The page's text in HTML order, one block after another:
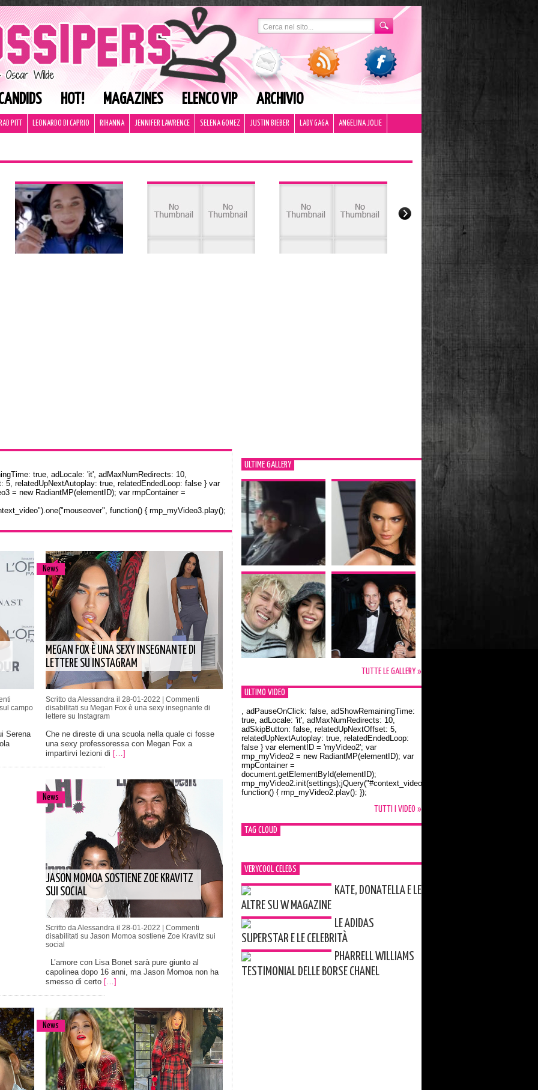
HOT! MAGAZINES ELENCO VIP ARCHIVIO
PITT LEONARDO DI CAPRIO RIHANNA JENNIFER LAWRENCE SELENA GOMEZ JUSTIN BIEBER LADY GAGA ANGELINA JOLIE
true, adLocale: 'it', adMaxNumRedirects: 10,
relatedUpNextAutoplay: true, relatedEndedLoop: false } var
= new RadiantMP(elementID); var rmpContainer =
function() { rmp_myVideo3.play();
campo
Serena
News
MEGAN FOX È UNA SEXY INSEGNANTE DI
LETTERE SU INSTAGRAM
Scritto da Alessandra il 28-01-2022 | Commenti
disabilitati su Megan Fox è una sexy insegnante di
lettere su Instagram
Che ne direste di una scuola nella quale ci fosse
una sexy professoressa con Megan Fox a
impartirvi lezioni di […]
News
JASON MOMOA SOSTIENE ZOE KRAVITZ
SUI SOCIAL
Scritto da Alessandra il 28-01-2022 | Commenti
disabilitati su Jason Momoa sostiene Zoe Kravitz sui
social
L’amore con Lisa Bonet sarà pure giunto al
capolinea dopo 16 anni, ma Jason Momoa non ha
smesso di certo […]
News
ULTIME GALLERY
TUTTE LE GALLERY »
ULTIMO VIDEO
Orlando Bloom e la t-shirt dedicata a Flynn
, adPauseOnClick: false, adShowRemainingTime:
true, adLocale: 'it', adMaxNumRedirects: 10,
adSkipButton: false, relatedUpNextOffset: 5,
relatedUpNextAutoplay: true, relatedEndedLoop:
false } var elementID = 'myVideo2'; var
rmp_myVideo2 = new RadiantMP(elementID); var
rmpContainer =
document.getElementById(elementID);
rmp_myVideo2.init(settings);jQuery("#context_video2").one("mouseover",
function() { rmp_myVideo2.play(); });
TUTTI I VIDEO »
TAG CLOUD
VERYCOOL CELEBS
KATE, DONATELLA E LE
ALTRE SU W MAGAZINE
LE ADIDAS
SUPERSTAR E LE CELEBRITÀ
PHARRELL WILLIAMS
TESTIMONIAL DELLE BORSE CHANEL